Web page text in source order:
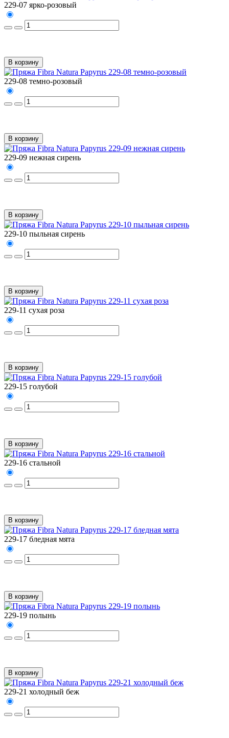
229-07 ярко-розовый
В корзину
229-08 темно-розовый
В корзину
229-09 нежная сирень
В корзину
229-10 пыльная сирень
В корзину
229-11 сухая роза
В корзину
229-15 голубой
В корзину
229-16 стальной
В корзину
229-17 бледная мята
В корзину
229-19 полынь
В корзину
229-21 холодный беж